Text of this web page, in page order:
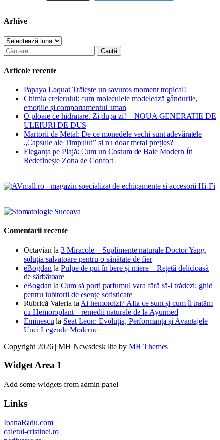
Arhive
Arhive
Caută
după:
Articole recente
Papaya Loquat Trăiește un savuros moment tropical!
Chimia creierului: cum moleculele modelează gândurile,
emoțiile și comportamentul uman
O ploaie de hidratare. Zi dupa zi! – NOUA GENERATIE DE
ULEIURI DE DUS
Martorii de Metal: De ce monedele vechi sunt adevăratele
„Capsule ale Timpului” și nu doar metal prețios?
Eleganța pe Plajă: Cum un Costum de Baie Modern Îți
Redefinește Zona de Confort
Comentarii recente
Octavian la 3 Miracole – Suplimente naturale Doctor Yang,
soluția salvatoare pentru o sănătate de fier
eBogdan la Pulpe de pui în bere și miere – Rețetă delicioasă
de sărbătoare
eBogdan la Cum să porți parfumul vara fără să-l trădezi: ghid
pentru iubitorii de esențe sofisticate
Rubrică Valeria la Ai hemoroizi? Afla ce sunt și cum îi tratăm
cu Hemoroplant – remedii naturale de la Ayurmed
Eminescu la Seat Leon: Evoluția, Performanța și Avantajele
Unei Legende Moderne
Copyright 2026 | MH Newsdesk lite by MH Themes
Widget Area 1
Add some widgets from admin panel
Links
IoanaRadu.com
caietul-cristinei.ro